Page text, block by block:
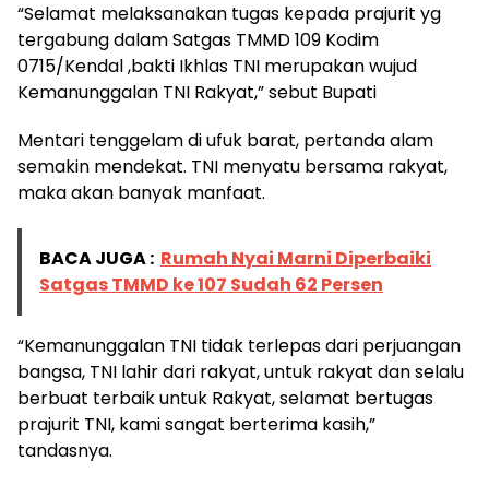
“Selamat melaksanakan tugas kepada prajurit yg
tergabung dalam Satgas TMMD 109 Kodim
0715/Kendal ,bakti Ikhlas TNI merupakan wujud
Kemanunggalan TNI Rakyat,” sebut Bupati
Mentari tenggelam di ufuk barat, pertanda alam
semakin mendekat. TNI menyatu bersama rakyat,
maka akan banyak manfaat.
BACA JUGA : Rumah Nyai Marni Diperbaiki
Satgas TMMD ke 107 Sudah 62 Persen
“Kemanunggalan TNI tidak terlepas dari perjuangan
bangsa, TNI lahir dari rakyat, untuk rakyat dan selalu
berbuat terbaik untuk Rakyat, selamat bertugas
prajurit TNI, kami sangat berterima kasih,”
tandasnya.